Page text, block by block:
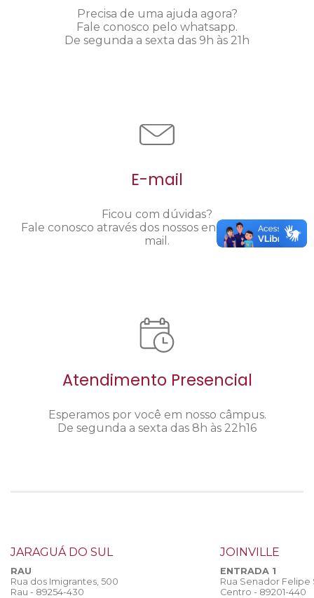
Precisa de uma ajuda agora?
Fale conosco pelo whatsapp.
De segunda a sexta das 9h às 21h
E-mail
Ficou com dúvidas?
Fale conosco através dos nossos endereços de e-
mail.
Atendimento Presencial
Esperamos por você em nosso câmpus.
De segunda a sexta das 8h às 22h16
JARAGUÁ DO SUL
RAU
Rua dos Imigrantes, 500
Rau - 89254-430
JOINVILLE
ENTRADA 1
Rua Senador
Centro - 89201-440